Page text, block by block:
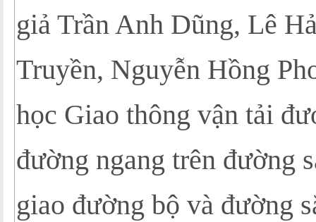
giả Trần Anh Dũng, Lê
Truyền, Nguyễn Hồng
học Giao thông vận tải
đường ngang trên đường
giao đường bộ và đường